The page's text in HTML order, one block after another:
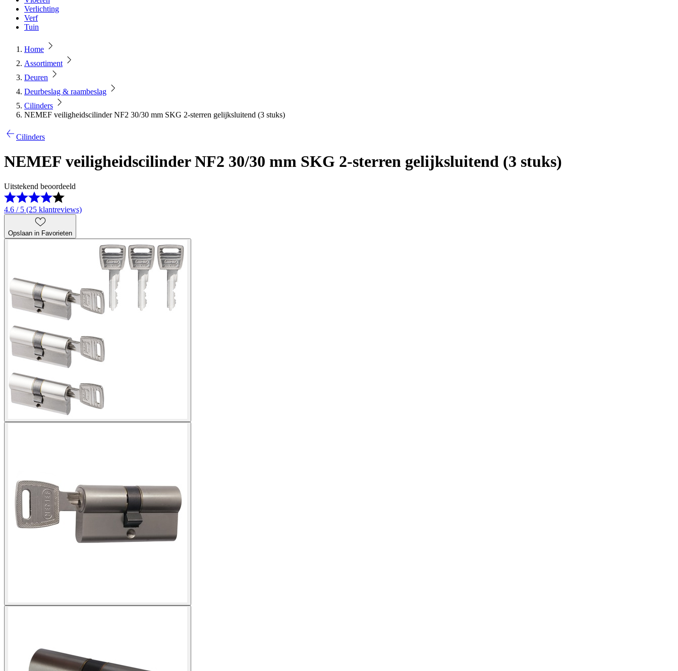
Verlichting
Verf
Tuin
Home
Assortiment
Deuren
Deurbeslag & raambeslag
Cilinders
NEMEF veiligheidscilinder NF2 30/30 mm SKG 2-sterren gelijksluitend (3 stuks)
Cilinders
NEMEF veiligheidscilinder NF2 30/30 mm SKG 2-sterren gelijksluitend (3 stuks)
Uitstekend beoordeeld
4.6 / 5 (25 klantreviews)
Opslaan in Favorieten